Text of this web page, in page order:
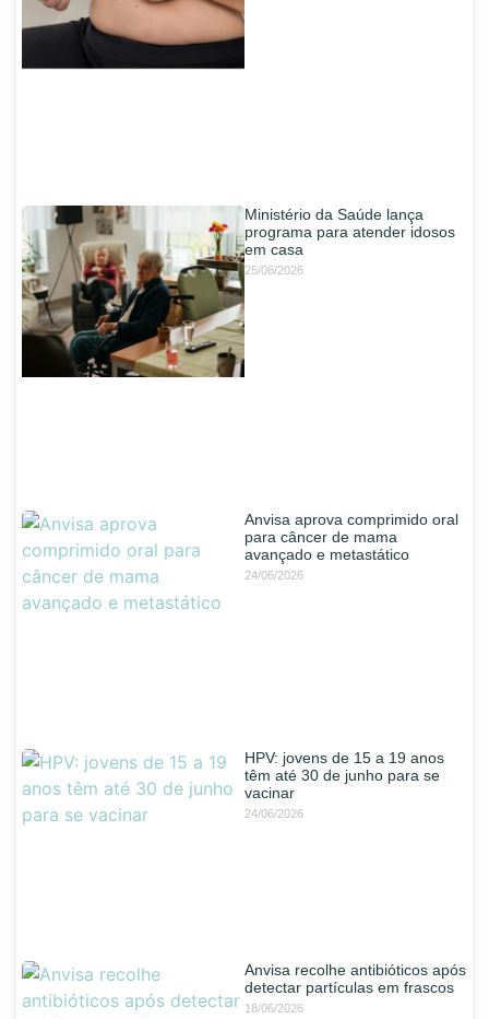
Ministério da Saúde lança
programa para atender idosos
em casa
25/06/2026
Anvisa aprova comprimido oral
para câncer de mama
avançado e metastático
24/06/2026
HPV: jovens de 15 a 19 anos
têm até 30 de junho para se
vacinar
24/06/2026
Anvisa recolhe antibióticos após
detectar partículas em frascos
18/06/2026